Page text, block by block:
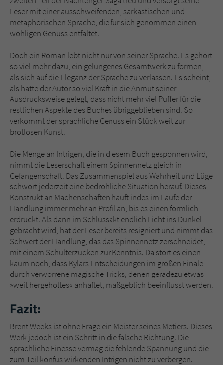
Leser mit einer ausschweifenden, sarkastischen und
metaphorischen Sprache, die für sich genommen einen
wohligen Genuss entfaltet.
Doch ein Roman lebt nicht nur von seiner Sprache. Es gehört
so viel mehr dazu, ein gelungenes Gesamtwerk zu formen,
als sich auf die Eleganz der Sprache zu verlassen. Es scheint,
als hätte der Autor so viel Kraft in die Anmut seiner
Ausdrucksweise gelegt, dass nicht mehr viel Puffer für die
restlichen Aspekte des Buches übriggeblieben sind. So
verkommt der sprachliche Genuss ein Stück weit zur
brotlosen Kunst.
Die Menge an Intrigen, die in diesem Buch gesponnen wird,
nimmt die Leserschaft einem Spinnennetz gleich in
Gefangenschaft. Das Zusammenspiel aus Wahrheit und Lüge
schwört jederzeit eine bedrohliche Situation herauf. Dieses
Konstrukt an Machenschaften häuft indes im Laufe der
Handlung immer mehr an Profil an, bis es einen förmlich
erdrückt. Als dann im Schlussakt endlich Licht ins Dunkel
gebracht wird, hat der Leser bereits resigniert und nimmt das
Schwert der Handlung, das das Spinnennetz zerschneidet,
mit einem Schulterzucken zur Kenntnis. Da stört es einen
kaum noch, dass Kylars Entscheidungen im großen Finale
durch verworrene magische Tricks, denen geradezu etwas
»weit hergeholtes« anhaftet, maßgeblich beeinflusst werden.
Fazit:
Brent Weeks ist ohne Frage ein Meister seines Metiers. Dieses
Werk jedoch ist ein Schritt in die falsche Richtung. Die
sprachliche Finesse vermag die fehlende Spannung und die
zum Teil konfus wirkenden Intrigen nicht zu verbergen.